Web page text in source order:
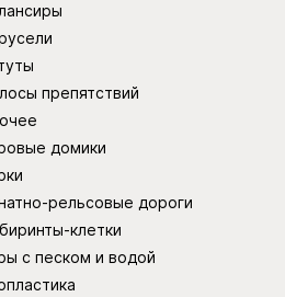
препятствий
домики
рельсовые дороги
клетки
с песком и водой